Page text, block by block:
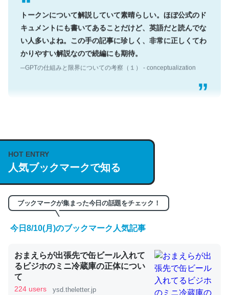
トークンについて解説していて素晴らしい。ほぼ公式のド
キュメントにも書いてあることだけど、英語だと読んでな
い人多いよね。この手の記事に珍しく、非常に正しくてわ
かりやすい解説なので続編にも期待。
─GPTの仕組みと限界についての考察（１） - conceptualization
説してる記事が少ないので貴重な良記事。/続編来た
https://isobe324649.hatenablog.com/entry/2023/03/27
/064121
─GPTの仕組みと限界についての考察（１） - conceptualization
くらい。小説でいう「ずっと前の伏線」は回収されないけ
ど、短期記憶というには多い分量。進化すればするほど分
かりやすく強くなりそう
HOT ENTRY
人気ブックマークで知る
ブックマークが集まった今日の話題をチェック！
今日8/10(月)のブックマーク人気記事
おまえらが出張先で缶ビール入れて
るビジホのミニ冷蔵庫の正体につい
て
224 users ysd.theletter.jp